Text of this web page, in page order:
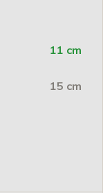
11 cm
15 cm